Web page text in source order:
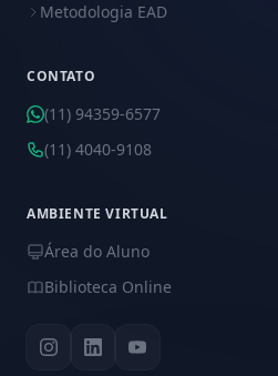
Metodologia EAD
CONTATO
(11) 94359-6577
(11) 4040-9108
AMBIENTE VIRTUAL
Área do Aluno
Biblioteca Online